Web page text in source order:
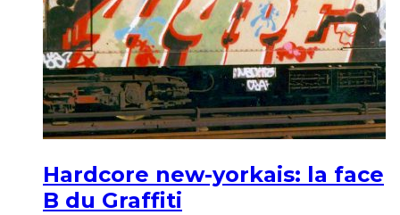
Hardcore new-yorkais: la face
B du Graffiti